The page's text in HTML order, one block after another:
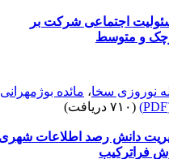
اجتماعی شرکت بر
و متوسط
نوروزی سخا،مائده بوژمهرانی
(۷۱۰ دریافت)
دانش رصد اطلاعات شهری
فراترکیب